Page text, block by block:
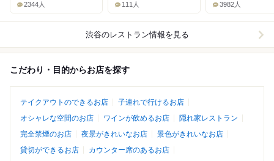
2344人 111人 3982人
渋谷のレストラン情報を見る
こだわり・目的からお店を探す
テイクアウトのできるお店
子連れで行けるお店
オシャレな空間のお店
ワインが飲めるお店
隠れ家レストラン
完全禁煙のお店
夜景がきれいなお店
景色がきれいなお店
貸切ができるお店
カウンター席のあるお店